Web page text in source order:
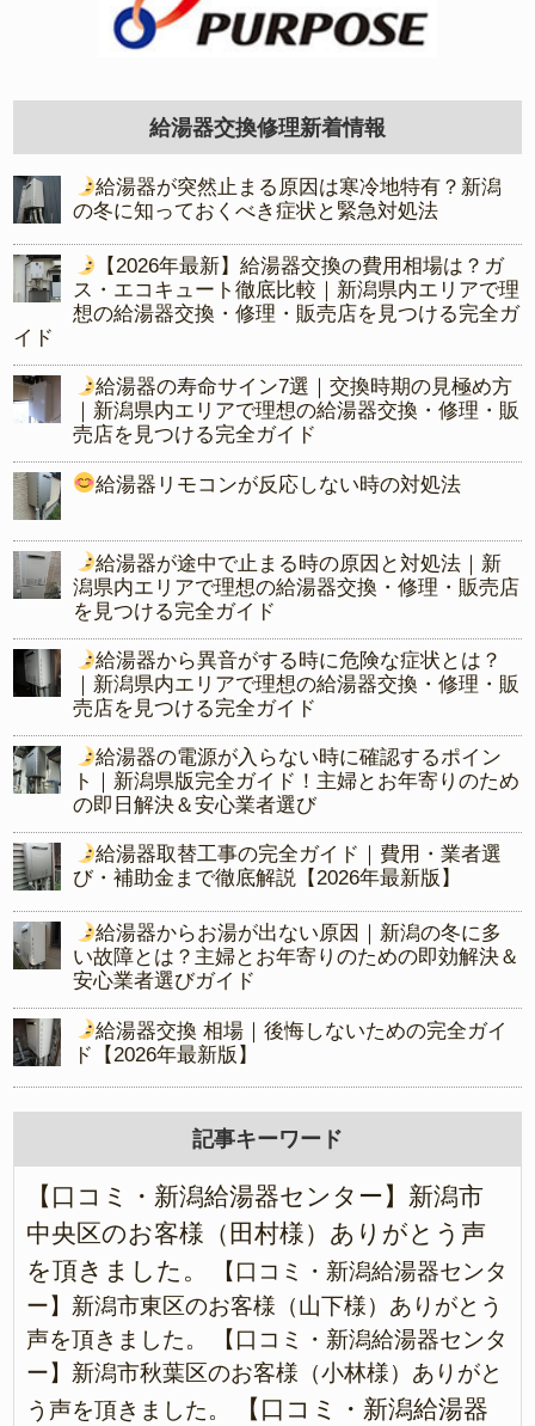
給湯器交換修理新着情報
給湯器が突然止まる原因は寒冷地特有？新潟
の冬に知っておくべき症状と緊急対処法
【2026年最新】給湯器交換の費用相場は？ガ
ス・エコキュート徹底比較｜新潟県内エリアで理
想の給湯器交換・修理・販売店を見つける完全ガ
イド
給湯器の寿命サイン7選｜交換時期の見極め方
｜新潟県内エリアで理想の給湯器交換・修理・販
売店を見つける完全ガイド
給湯器リモコンが反応しない時の対処法
給湯器が途中で止まる時の原因と対処法｜新
潟県内エリアで理想の給湯器交換・修理・販売店
を見つける完全ガイド
給湯器から異音がする時に危険な症状とは？
｜新潟県内エリアで理想の給湯器交換・修理・販
売店を見つける完全ガイド
給湯器の電源が入らない時に確認するポイン
ト｜新潟県版完全ガイド！主婦とお年寄りのため
の即日解決＆安心業者選び
給湯器取替工事の完全ガイド｜費用・業者選
び・補助金まで徹底解説【2026年最新版】
給湯器からお湯が出ない原因｜新潟の冬に多
い故障とは？主婦とお年寄りのための即効解決＆
安心業者選びガイド
給湯器交換 相場｜後悔しないための完全ガイ
ド【2026年最新版】
記事キーワード
【口コミ・新潟給湯器センター】新潟市
中央区のお客様（田村様）ありがとう声
を頂きました。
【口コミ・新潟給湯器センタ
ー】新潟市東区のお客様（山下様）ありがとう
声を頂きました。
【口コミ・新潟給湯器センタ
ー】新潟市秋葉区のお客様（小林様）ありがと
う声を頂きました。
【口コミ・新潟給湯器